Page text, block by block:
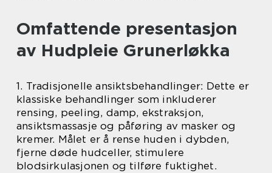
Omfattende presentasjon
av Hudpleie Grunerløkka
1. Tradisjonelle ansiktsbehandlinger: Dette er
klassiske behandlinger som inkluderer
rensing, peeling, damp, ekstraksjon,
ansiktsmassasje og påføring av masker og
kremer. Målet er å rense huden i dybden,
fjerne døde hudceller, stimulere
blodsirkulasjonen og tilføre fuktighet.